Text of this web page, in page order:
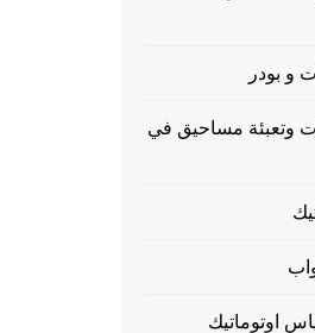
و بودر
وتعبئة مساحيق في
اوتوماتيك